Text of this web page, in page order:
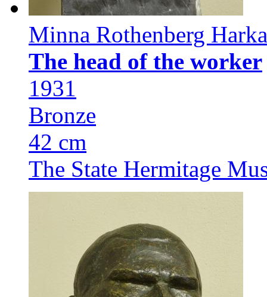
Minna Rothenberg
The head of the worker
1931
Bronze
42 cm
The State Hermitage